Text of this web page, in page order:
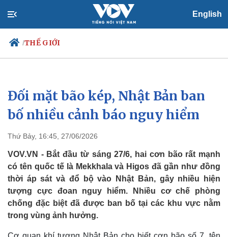
English
/THẾ GIỚI
Chính trị
Đảng
Tổ chức nhân sự
Nhận diện sự thật
Xã hội
Dự báo thời tiết
Việc làm
Biển đảo
Đối mặt bão kép, Nhật Bản ban
bố nhiều cảnh báo nguy hiểm
Thứ Bảy, 16:45, 27/06/2026
VOV.VN - Bắt đầu từ sáng 27/6, hai cơn bão rất mạnh
có tên quốc tế là Mekkhala và Higos đã gần như đồng
thời áp sát và đổ bộ vào Nhật Bản, gây nhiều hiện
tượng cực đoan nguy hiểm. Nhiều cơ chế phòng
chống đặc biệt đã được ban bố tại các khu vực nằm
trong vùng ảnh hưởng.